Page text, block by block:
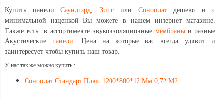
Купить панели Саундгард, Зипсили Соноплатдешево и с
минимальной наценкой Вы можете в нашем интернет магазине.
Также есть в ассортименте звукоизоляционные мембраныи разные
Акустическиепанели. Цена на которые вас всегда удивит и
заинтересует чтобы купить наш товар.
У нас так же можно купить :
Соноплат Стандарт Плюс 1200*800*12 Мм 0,72 М2